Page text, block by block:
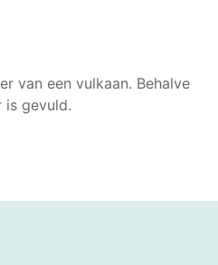
van een vulkaan. Behalve
is gevuld.